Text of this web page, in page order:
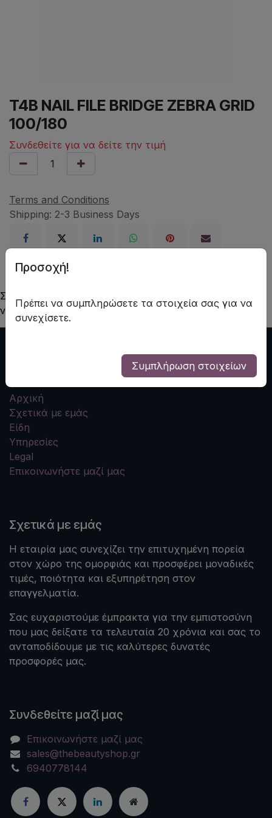
T4B NAIL FILE BRIDGE ZEBRA GRID
100/180
Συνδεθείτε για να δείτε την τιμή
Terms and Conditions
Shipping: 2-3 Business Days
Σχηματίζουν τέλεια και λειαίνουν την επιφάνεια των
νυχιών
Αρχική
Σχετικά με εμάς
Είδη
Υπηρεσίες
Legal
Επικοινωνήστε μαζί μας
Σχετικά με εμάς
Η εταιρία μας συνεχίζει την επιτυχημένη πορεία
στον χώρο της ομορφιάς και προσφέρει μοναδικές
τιμές, ποιότητα και εξυπηρέτηση στον
επαγγελματία.
Σας ευχαριστούμε έμπρακτα για την εμπιστοσύνη
που μας δείξατε τα τελευταία 20 χρόνια και σας το
ανταποδίδουμε με τις καλύτερες δυνατές
προσφορές μας.
Συνδεθείτε μαζί μας
Επικοινωνήστε μαζί μας
sales@thebeautyshop.gr
6940778144
Προσοχή!
Πρέπει να συμπληρώσετε τα στοιχεία σας για να
συνεχίσετε.
Συμπλήρωση στοιχείων